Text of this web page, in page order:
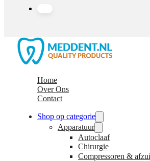
Home
Over Ons
Contact
Shop op categorie
Apparatuur
Autoclaaf
Chirurgie
Compressoren &